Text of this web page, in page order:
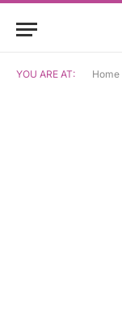
YOU ARE AT: Home